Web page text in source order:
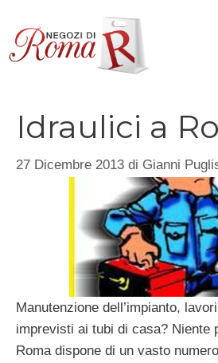
contenuto
Idraulici a
27 Dicembre 2013 di Gianni
Manutenzione dell’impianto,
imprevisti ai tubi di casa? Niente
Roma dispone di un vasto